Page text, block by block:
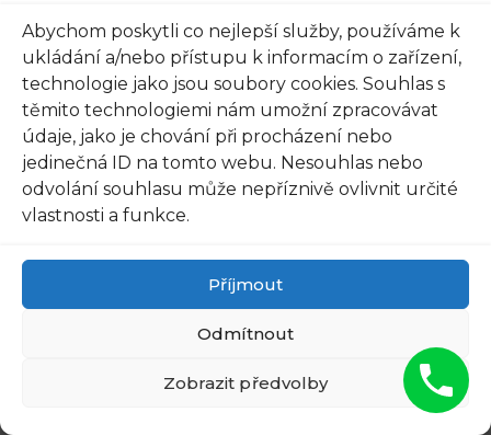
Abychom poskytli co nejlepší služby, používáme k
ukládání a/nebo přístupu k informacím o zařízení,
technologie jako jsou soubory cookies. Souhlas s
těmito technologiemi nám umožní zpracovávat
údaje, jako je chování při procházení nebo
jedinečná ID na tomto webu. Nesouhlas nebo
odvolání souhlasu může nepříznivě ovlivnit určité
vlastnosti a funkce.
Příjmout
Odmítnout
Zobrazit předvolby
– Důkladně si prohlédněte těsnění dveří. Jestliže
zjistíte poškození, praskliny nebo jiné problémy,
je důležité je ihned opravit. Špatně fungující
těsnění může povolit proudění vzduchu, což
může snížit účinnost dveří a zvýšit riziko
povodně nebo proniknutí kouře v případě
– Pravidelně kontrolujte a měřte tloušťku
protipožární dveře. Pokud zjistíte, že tloušťka je